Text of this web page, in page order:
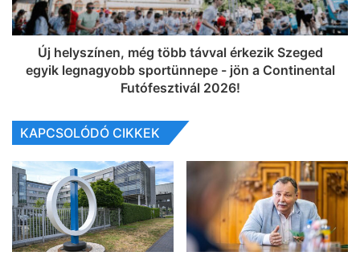
Új helyszínen, még több távval érkezik Szeged
egyik legnagyobb sportünnepe - jön a Continental
Futófesztivál 2026!
KAPCSOLÓDÓ CIKKEK